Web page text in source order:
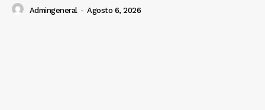
Admingeneral - Agosto 6, 2026